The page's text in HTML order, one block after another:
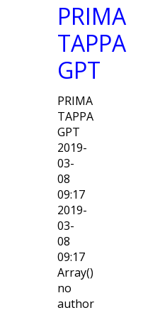
PRIMA
TAPPA
GPT
PRIMA
TAPPA
GPT
2019-
03-
08
09:17
2019-
03-
08
09:17
Array()
no
author